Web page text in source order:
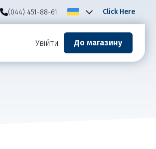
(044) 451-88-61 Click Here
Увійти До магазину